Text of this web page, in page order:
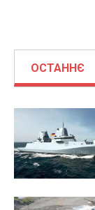
ОСТАННЄ